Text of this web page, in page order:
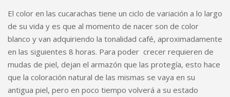
El color en las cucarachas tiene un ciclo de variación a lo largo
de su vida y es que al momento de nacer son de color
blanco y van adquiriendo la tonalidad café, aproximadamente
en las siguientes 8 horas. Para poder crecer requieren de
mudas de piel, dejan el armazón que las protegía, esto hace
que la coloración natural de las mismas se vaya en su
antigua piel, pero en poco tiempo volverá a su estado